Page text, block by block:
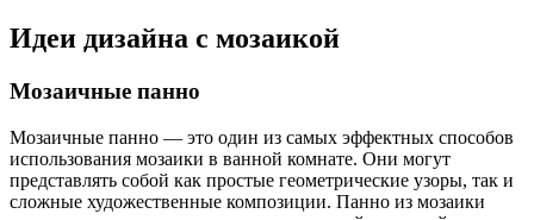
Идеи дизайна с мозаикой
Мозаичные панно
Мозаичные панно — это один из самых эффектных способов
использования мозаики в ванной комнате. Они могут
представлять собой как простые геометрические узоры, так и
сложные художественные композиции. Панно из мозаики